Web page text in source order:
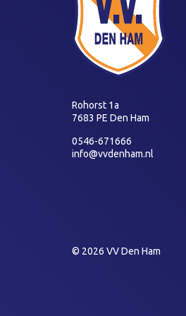
Rohorst 1a
7683 PE Den Ham
0546-671666
info@vvdenham.nl
© 2026 VV Den Ham